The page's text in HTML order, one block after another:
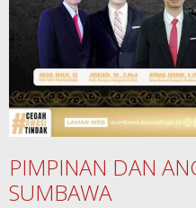
PIMPINAN DAN
SUMBAWA